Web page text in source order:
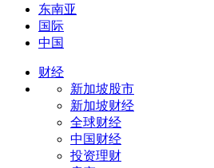
东南亚
国际
中国
财经
新加坡股市
新加坡财经
全球财经
中国财经
投资理财